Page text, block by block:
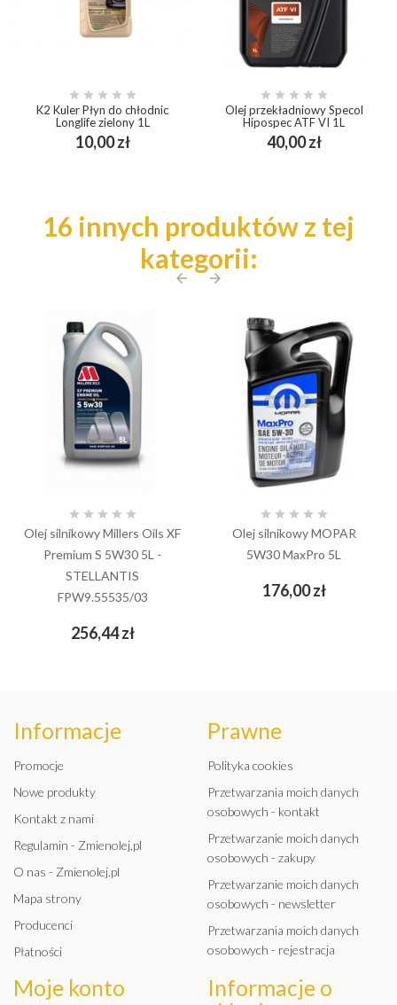
    
K2 Kuler Płyn do chłodnic
Longlife zielony 1L
10,00 złCena
    
Olej przekładniowy Specol
Hipospec ATF VI 1L
40,00 złCena
16 innych produktów z tej
kategorii:
arrow_back arrow_forward
    
Olej silnikowy Millers Oils XF
Premium S 5W30 5L -
STELLANTIS
FPW9.55535/03
256,44 złCena
    
Olej silnikowy MOPAR
5W30 MaxPro 5L
176,00 złCena
Informacje
Promocje
Nowe produkty
Kontakt z nami
Regulamin - Zmienolej.pl
O nas - Zmienolej.pl
Mapa strony
Producenci
Płatności
Prawne
Polityka cookies
Przetwarzania moich danych
osobowych - kontakt
Przetwarzanie moich danych
osobowych - zakupy
Przetwarzanie moich danych
osobowych - newsletter
Przetwarzania moich danych
osobowych - rejestracja
Moje konto
Informacje o